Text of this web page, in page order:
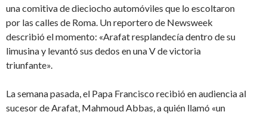
una comitiva de dieciocho automóviles que lo escoltaron
por las calles de Roma. Un reportero de Newsweek
describió el momento: «Arafat resplandecía dentro de su
limusina y levantó sus dedos en una V de victoria
triunfante».
La semana pasada, el Papa Francisco recibió en audiencia al
sucesor de Arafat, Mahmoud Abbas, a quién llamó «un